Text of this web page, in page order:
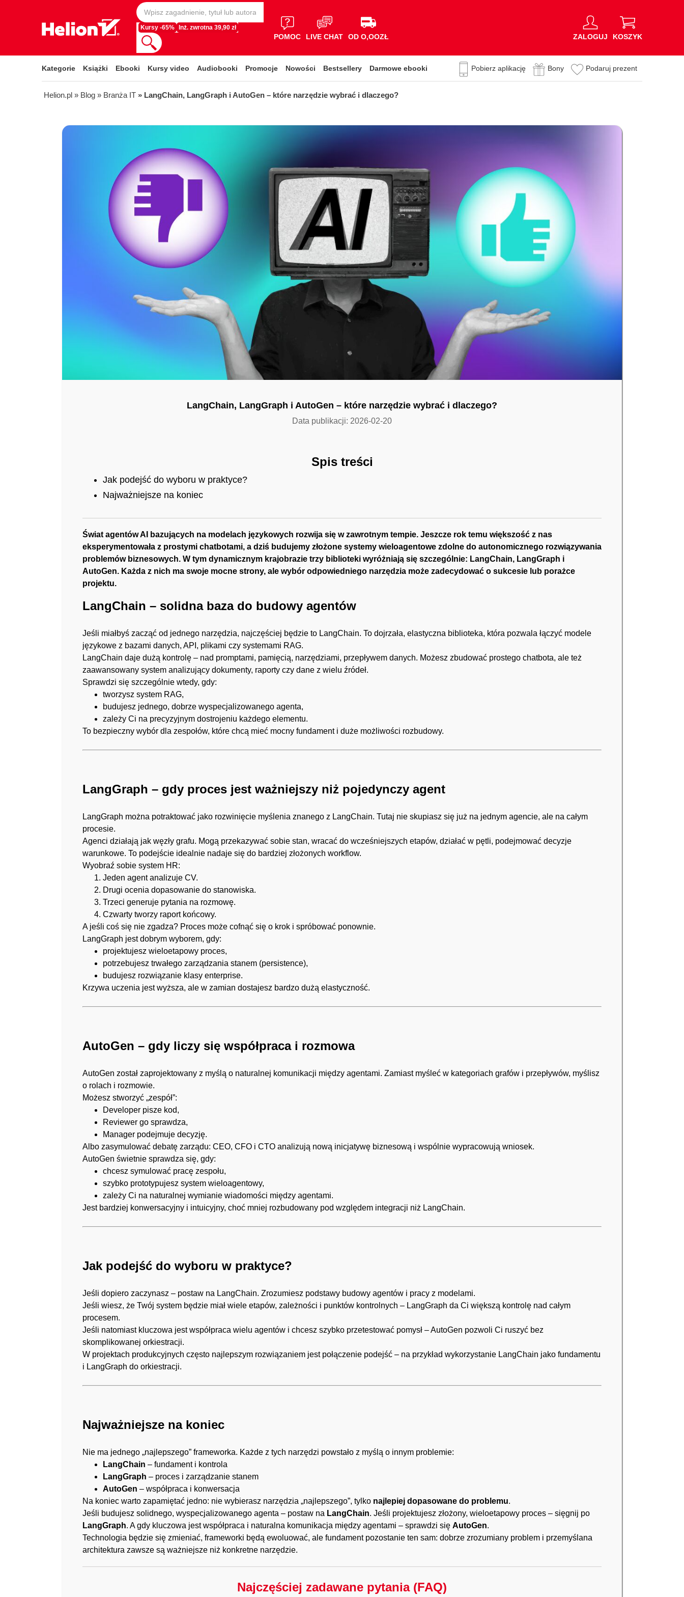
Kursy -65% Inż. zwrotna 39,90 zł
POMOC LIVE CHAT OD O,OOZŁ ZALOGUJ KOSZYK
Kategorie Książki Ebooki Kursy video Audiobooki Promocje Nowości Bestsellery Darmowe ebooki Pobierz aplikację Bony Podaruj prezent
Helion.pl » Blog » Branża IT » LangChain, LangGraph i AutoGen – które narzędzie wybrać i dlaczego?
LangChain, LangGraph i AutoGen – które narzędzie wybrać i dlaczego?
Data publikacji: 2026-02-20
Spis treści
Jak podejść do wyboru w praktyce?
Najważniejsze na koniec
Świat agentów AI bazujących na modelach językowych rozwija się w zawrotnym tempie. Jeszcze rok temu większość z nas
eksperymentowała z prostymi chatbotami, a dziś budujemy złożone systemy wieloagentowe zdolne do autonomicznego rozwiązywania
problemów biznesowych. W tym dynamicznym krajobrazie trzy biblioteki wyróżniają się szczególnie: LangChain, LangGraph i
AutoGen. Każda z nich ma swoje mocne strony, ale wybór odpowiedniego narzędzia może zadecydować o sukcesie lub porażce
projektu.
LangChain – solidna baza do budowy agentów
Jeśli miałbyś zacząć od jednego narzędzia, najczęściej będzie to LangChain. To dojrzała, elastyczna biblioteka, która pozwala łączyć modele
językowe z bazami danych, API, plikami czy systemami RAG.
LangChain daje dużą kontrolę – nad promptami, pamięcią, narzędziami, przepływem danych. Możesz zbudować prostego chatbota, ale też
zaawansowany system analizujący dokumenty, raporty czy dane z wielu źródeł.
Sprawdzi się szczególnie wtedy, gdy:
tworzysz system RAG,
budujesz jednego, dobrze wyspecjalizowanego agenta,
zależy Ci na precyzyjnym dostrojeniu każdego elementu.
To bezpieczny wybór dla zespołów, które chcą mieć mocny fundament i duże możliwości rozbudowy.
LangGraph – gdy proces jest ważniejszy niż pojedynczy agent
LangGraph można potraktować jako rozwinięcie myślenia znanego z LangChain. Tutaj nie skupiasz się już na jednym agencie, ale na całym
procesie.
Agenci działają jak węzły grafu. Mogą przekazywać sobie stan, wracać do wcześniejszych etapów, działać w pętli, podejmować decyzje
warunkowe. To podejście idealnie nadaje się do bardziej złożonych workflow.
Wyobraź sobie system HR:
Jeden agent analizuje CV.
Drugi ocenia dopasowanie do stanowiska.
Trzeci generuje pytania na rozmowę.
Czwarty tworzy raport końcowy.
A jeśli coś się nie zgadza? Proces może cofnąć się o krok i spróbować ponownie.
LangGraph jest dobrym wyborem, gdy:
projektujesz wieloetapowy proces,
potrzebujesz trwałego zarządzania stanem (persistence),
budujesz rozwiązanie klasy enterprise.
Krzywa uczenia jest wyższa, ale w zamian dostajesz bardzo dużą elastyczność.
AutoGen – gdy liczy się współpraca i rozmowa
AutoGen został zaprojektowany z myślą o naturalnej komunikacji między agentami. Zamiast myśleć w kategoriach grafów i przepływów, myślisz
o rolach i rozmowie.
Możesz stworzyć „zespół”:
Developer pisze kod,
Reviewer go sprawdza,
Manager podejmuje decyzję.
Albo zasymulować debatę zarządu: CEO, CFO i CTO analizują nową inicjatywę biznesową i wspólnie wypracowują wniosek.
AutoGen świetnie sprawdza się, gdy:
chcesz symulować pracę zespołu,
szybko prototypujesz system wieloagentowy,
zależy Ci na naturalnej wymianie wiadomości między agentami.
Jest bardziej konwersacyjny i intuicyjny, choć mniej rozbudowany pod względem integracji niż LangChain.
Jak podejść do wyboru w praktyce?
Jeśli dopiero zaczynasz – postaw na LangChain. Zrozumiesz podstawy budowy agentów i pracy z modelami.
Jeśli wiesz, że Twój system będzie miał wiele etapów, zależności i punktów kontrolnych – LangGraph da Ci większą kontrolę nad całym
procesem.
Jeśli natomiast kluczowa jest współpraca wielu agentów i chcesz szybko przetestować pomysł – AutoGen pozwoli Ci ruszyć bez
skomplikowanej orkiestracji.
W projektach produkcyjnych często najlepszym rozwiązaniem jest połączenie podejść – na przykład wykorzystanie LangChain jako fundamentu
i LangGraph do orkiestracji.
Najważniejsze na koniec
Nie ma jednego „najlepszego” frameworka. Każde z tych narzędzi powstało z myślą o innym problemie:
LangChain – fundament i kontrola
LangGraph – proces i zarządzanie stanem
AutoGen – współpraca i konwersacja
Na koniec warto zapamiętać jedno: nie wybierasz narzędzia „najlepszego”, tylko najlepiej dopasowane do problemu.
Jeśli budujesz solidnego, wyspecjalizowanego agenta – postaw na LangChain. Jeśli projektujesz złożony, wieloetapowy proces – sięgnij po
LangGraph. A gdy kluczowa jest współpraca i naturalna komunikacja między agentami – sprawdzi się AutoGen.
Technologia będzie się zmieniać, frameworki będą ewoluować, ale fundament pozostanie ten sam: dobrze zrozumiany problem i przemyślana
architektura zawsze są ważniejsze niż konkretne narzędzie.
Najczęściej zadawane pytania (FAQ)